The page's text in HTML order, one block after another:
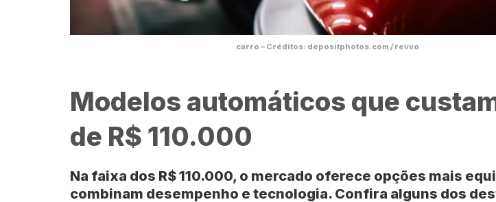
carro – Créditos: depositphotos.com / revvo
Modelos automáticos que
de R$ 110.000
Na faixa dos R$ 110.000, o mercado oferece opções mais
combinam desempenho e tecnologia. Confira alguns dos